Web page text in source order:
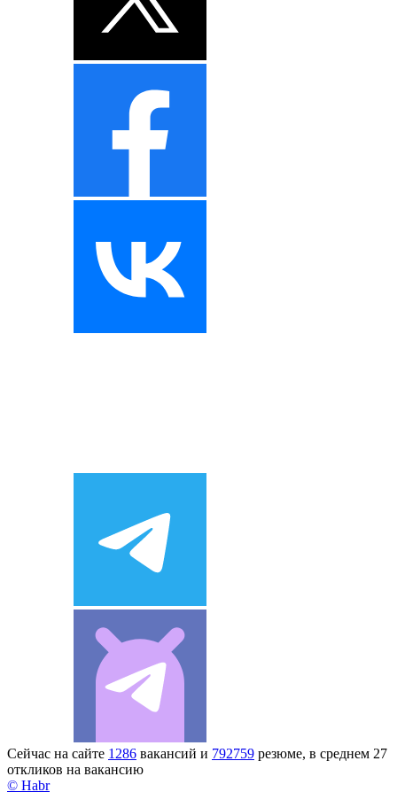
Сейчас на сайте 1286 вакансий и 792759 резюме, в среднем 27
откликов на вакансию
© Habr